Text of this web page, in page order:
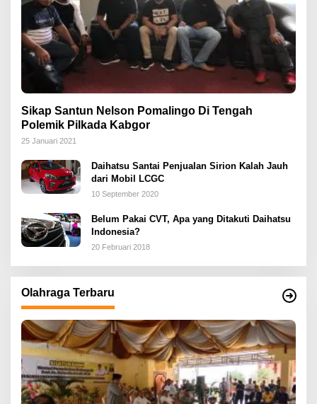
Sikap Santun Nelson Pomalingo Di Tengah
Polemik Pilkada Kabgor
25 Januari 2021
Daihatsu Santai Penjualan Sirion Kalah Jauh
dari Mobil LCGC
10 September 2020
Belum Pakai CVT, Apa yang Ditakuti Daihatsu
Indonesia?
20 Februari 2018
Olahraga Terbaru